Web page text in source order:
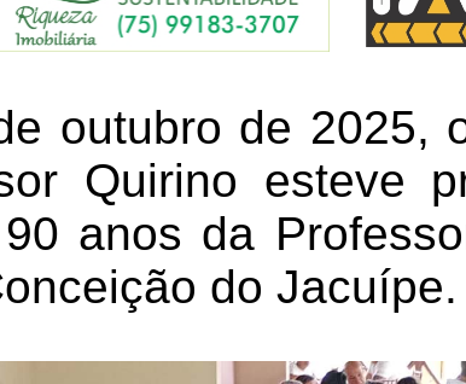
outubro de 2025,
Quirino esteve
anos da
do Jacuípe.